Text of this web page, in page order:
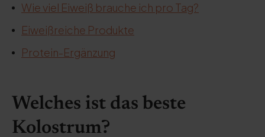
Wie viel Eiweiß brauche ich pro Tag?
Eiweißreiche Produkte
Protein-Ergänzung
Welches ist das beste
Kolostrum?